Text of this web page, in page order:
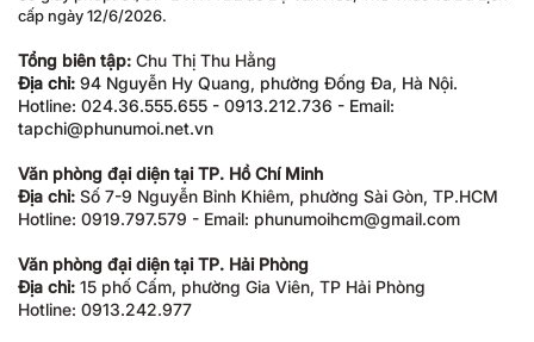
cấp ngày 12/6/2026.
Tổng biên tập: Chu Thị Thu Hằng
Địa chỉ: 94 Nguyễn Hy Quang, phường Đống Đa, Hà Nội.
Hotline: 024.36.555.655 - 0913.212.736 - Email:
tapchi@phunumoi.net.vn
Văn phòng đại diện tại TP. Hồ Chí Minh
Địa chỉ: Số 7-9 Nguyễn Bỉnh Khiêm, phường Sài Gòn, TP.HCM
Hotline: 0919.797.579 - Email: phunumoihcm@gmail.com
Văn phòng đại diện tại TP. Hải Phòng
Địa chỉ: 15 phố Cấm, phường Gia Viên, TP Hải Phòng
Hotline: 0913.242.977